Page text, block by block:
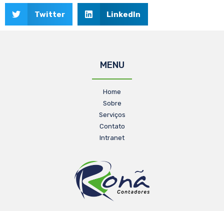
Twitter LinkedIn
MENU
Home
Sobre
Serviços
Contato
Intranet